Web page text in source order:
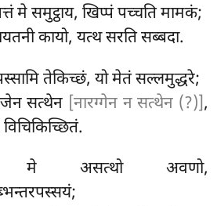
मे समुट्ठाय, खिप्पं पच्चति मामकं;
कायो, यत्थ सरति सब्बदा.
तेकिच्छं, यो मेतं सल्लमुद्धरे;
सत्थेन [नारग्गेन न सत्थेन (?)],
मे असत्थो अवणो,